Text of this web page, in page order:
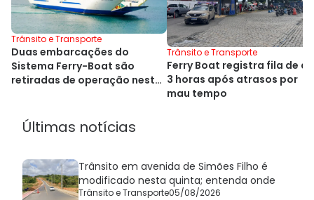
Trânsito e Transporte
Duas embarcações do
Sistema Ferry-Boat são
retiradas de operação nesta
Trânsito e Transporte
Ferry Boat registra fila de
3 horas após atrasos por
mau tempo
Últimas notícias
Trânsito em avenida de Simões Filho é
modificado nesta quinta; entenda onde
Trânsito e Transporte05/08/2026